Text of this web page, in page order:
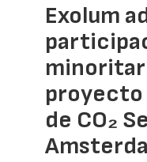
Exolum
de CO₂